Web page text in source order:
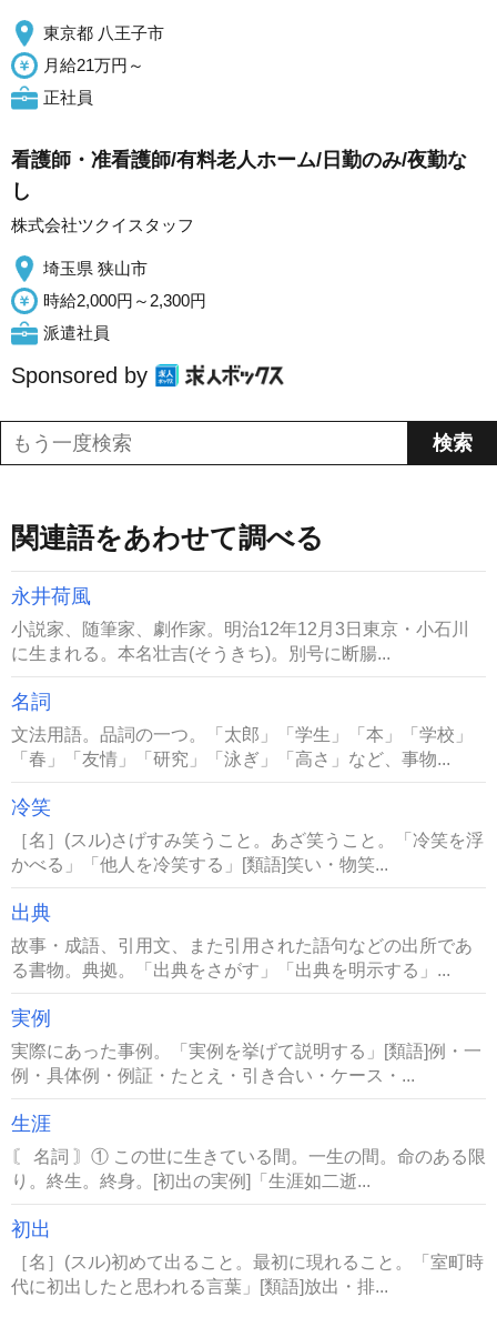
東京都 八王子市
月給21万円～
正社員
看護師・准看護師/有料老人ホーム/日勤のみ/夜勤な
し
株式会社ツクイスタッフ
埼玉県 狭山市
時給2,000円～2,300円
派遣社員
Sponsored by
関連語をあわせて調べる
永井荷風
小説家、随筆家、劇作家。明治12年12月3日東京・小石川
に生まれる。本名壮吉(そうきち)。別号に断腸...
名詞
文法用語。品詞の一つ。「太郎」「学生」「本」「学校」
「春」「友情」「研究」「泳ぎ」「高さ」など、事物...
冷笑
［名］(スル)さげすみ笑うこと。あざ笑うこと。「冷笑を浮
かべる」「他人を冷笑する」[類語]笑い・物笑...
出典
故事・成語、引用文、また引用された語句などの出所であ
る書物。典拠。「出典をさがす」「出典を明示する」...
実例
実際にあった事例。「実例を挙げて説明する」[類語]例・一
例・具体例・例証・たとえ・引き合い・ケース・...
生涯
〘 名詞 〙① この世に生きている間。一生の間。命のある限
り。終生。終身。[初出の実例]「生涯如二逝...
初出
［名］(スル)初めて出ること。最初に現れること。「室町時
代に初出したと思われる言葉」[類語]放出・排...